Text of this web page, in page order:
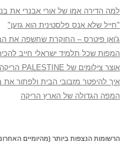
למה הדירה אמו של אורי אבנרי את
"חייל שלא אנס פלסטינית הוא גזען"
ג'ואן פיטרס – החוקרת שחשפה את
המפות שכל תלמיד ישראלי חייב
אוצר צילומים של PALESTINE הריקה
איך להיפטר מזבובי הבית ולפתור את
המפה הגדולה של הארץ הריקה
הרשומות הנצפות ביותר (מהיומיים